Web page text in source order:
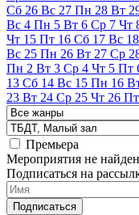
Сб 26 Вс 27 Пн 28 Вт
Вс 4 Пн 5 Вт 6 Ср 7 Чт
Чт 15 Пт 16 Сб 17 Вс 18
Вс 25 Пн 26 Вт 27 Ср
Пн 2 Вт 3 Ср 4 Чт 5 Пт
13 Сб 14 Вс 15 Пн 16
23 Вт 24 Ср 25 Чт 26 Пт
Премьера
Мероприятия не
Подписаться на